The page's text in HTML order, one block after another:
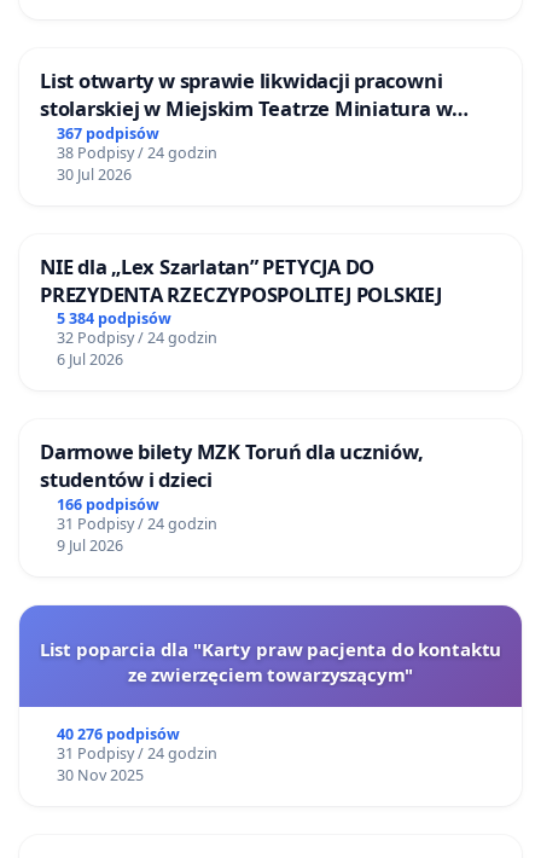
List otwarty w sprawie likwidacji pracowni
stolarskiej w Miejskim Teatrze Miniatura w
Gdańsku
367 podpisów
38 Podpisy / 24 godzin
30 Jul 2026
NIE dla „Lex Szarlatan” PETYCJA DO
PREZYDENTA RZECZYPOSPOLITEJ POLSKIEJ
5 384 podpisów
32 Podpisy / 24 godzin
6 Jul 2026
Darmowe bilety MZK Toruń dla uczniów,
studentów i dzieci
166 podpisów
31 Podpisy / 24 godzin
9 Jul 2026
List poparcia dla "Karty praw pacjenta do kontaktu
ze zwierzęciem towarzyszącym"
40 276 podpisów
31 Podpisy / 24 godzin
30 Nov 2025